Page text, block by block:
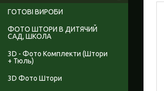
ГОТОВІ ВИРОБИ
ФОТО ШТОРИ В ДИТЯЧИЙ
САД, ШКОЛА
3D - Фото Комплекти (Штори
+ Тюль)
3D Фото Штори